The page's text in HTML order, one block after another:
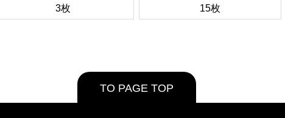
3枚 15枚
TO PAGE TOP